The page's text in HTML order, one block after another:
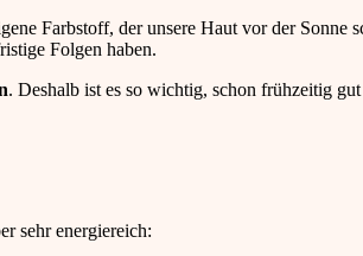
Farbstoff, der unsere Haut vor der Sonne
Folgen haben.
. Deshalb ist es so wichtig, schon frühzeitig
sehr energiereich: